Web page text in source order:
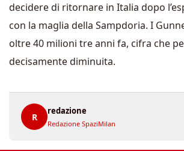
decidere di ritornare in Italia dopo
con la maglia della Sampdoria. I
oltre 40 milioni tre anni fa, cifra che
decisamente diminuita.
R
redazione
Redazione SpaziMilan